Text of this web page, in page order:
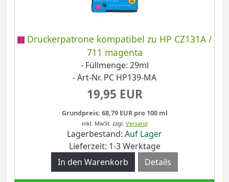
Druckerpatrone kompatibel zu HP CZ131A /
711 magenta
- Füllmenge: 29ml
- Art-Nr. PC HP139-MA
19,95 EUR
Grundpreis: 68,79 EUR pro 100 ml
inkl. MwSt. zzgl. Versand
Lagerbestand: Auf Lager
Lieferzeit: 1-3 Werktage
Details